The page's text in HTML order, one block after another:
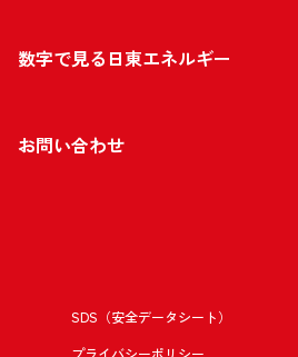
数字で見る日東エネルギー
お問い合わせ
SDS（安全データシート）
プライバシーポリシー